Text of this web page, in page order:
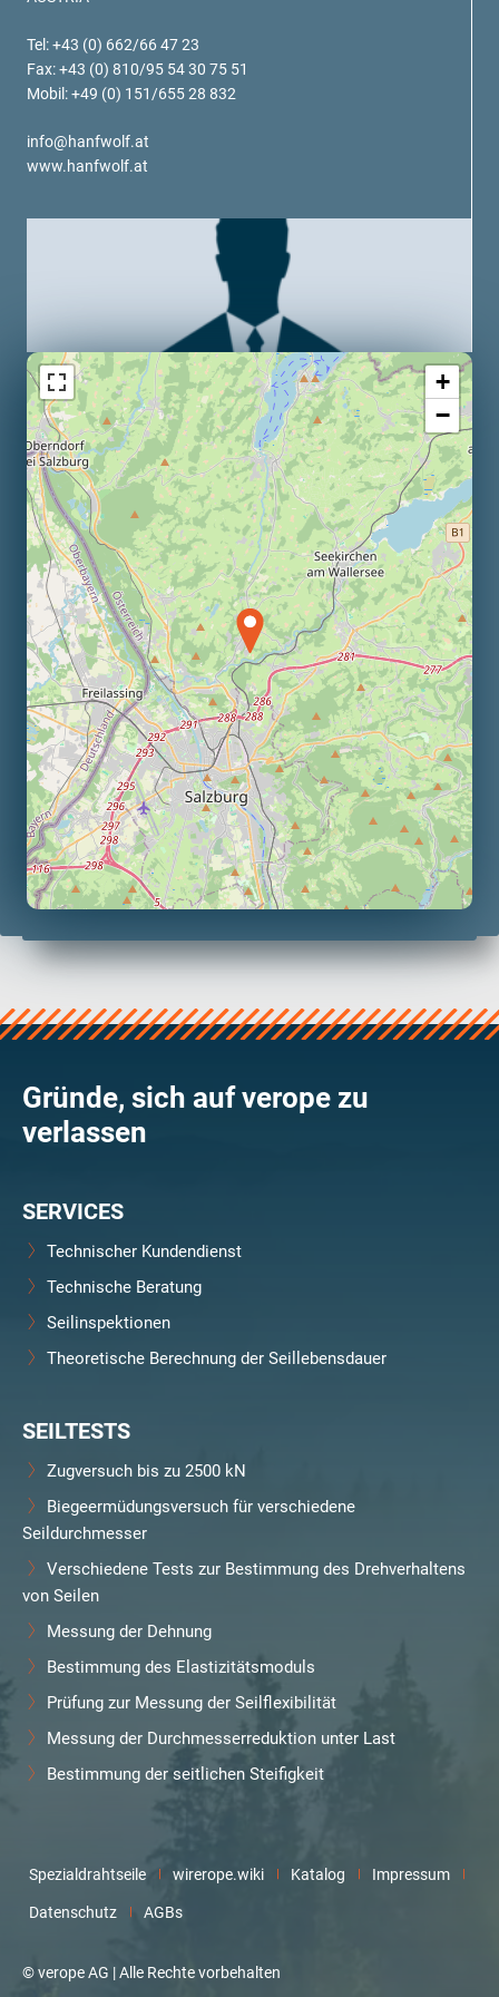
verosteel 8
Ropecheck
Unternehmen
verope Wordwide
Future
DE
Rope Academy Videos
Downloads
Karriere Digital Service KV R&D
RiseTec Elevator Ropes
Tel: +43 (0) 662/66 47 23
Fax: +43 (0) 810/95 54 30 75 51
Mobil: +49 (0) 151/655 28 832
info@hanfwolf.at
www.hanfwolf.at
+
−
Gründe, sich auf verope zu
verlassen
SERVICES
Technischer Kundendienst
Technische Beratung
Seilinspektionen
Theoretische Berechnung der Seillebensdauer
SEILTESTS
Zugversuch bis zu 2500 kN
Biegeermüdungsversuch für verschiedene
Seildurchmesser
Verschiedene Tests zur Bestimmung des Drehverhaltens
von Seilen
Messung der Dehnung
Bestimmung des Elastizitätsmoduls
Prüfung zur Messung der Seilflexibilität
Messung der Durchmesserreduktion unter Last
Bestimmung der seitlichen Steifigkeit
© verope AG | Alle Rechte vorbehalten
Spezialdrahtseile wirerope.wiki Katalog
Impressum
Datenschutz
AGBs